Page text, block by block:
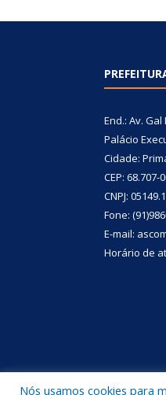
End.: Av.
Palácio
Cidade:
CEP: 68.707-
CNPJ:
Fone:
E-mail:
Horário de
Nós usamos cookies para